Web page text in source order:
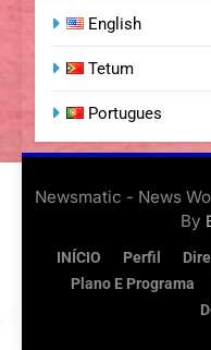
English
Tetum
Portugues
Newsmatic - News
By
INÍCIO Perfil
Plano E Programa